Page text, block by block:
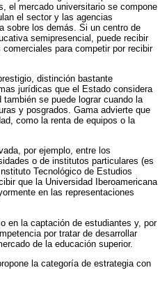
el mercado universitario se compone
el sector y las agencias
sobre los demás. Si un centro de
semipresencial, puede recibir
para competir por recibir
distinción bastante
jurídicas que el Estado considera
se puede lograr cuando la
y posgrados. Gama advierte que
como la renta de equipos o la
por ejemplo, entre los
o de institutos particulares (es
Tecnológico de Estudios
que la Universidad Iberoamericana
en las representaciones
en la captación de estudiantes y, por
por tratar de desarrollar
de la educación superior.
la categoría de estrategia con